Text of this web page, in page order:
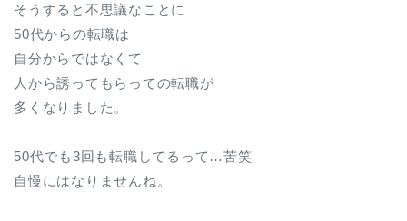
そうすると不思議なことに
50代からの転職は
自分からではなくて
人から誘ってもらっての転職が
多くなりました。
50代でも3回も転職してるって…苦笑
自慢にはなりませんね。